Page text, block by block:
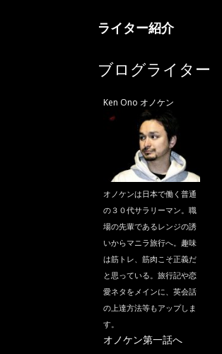
ライター紹介
ブログライター
Ken Ono オノケン
オノケンは日本で働く普通
の３０代サラリーマン。職
場の先輩であるレンジの誘
いからマニラ旅行へ。趣味
は筋トレ、筋肉こそ正義だ
と思っている。旅行記や恋
愛ネタをメインに、英会話
の上達方法等もアップしま
す。
オノケン第一話へ